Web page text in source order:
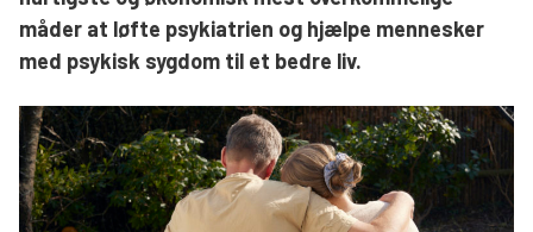
måder at løfte psykiatrien og hjælpe mennesker
med psykisk sygdom til et bedre liv.